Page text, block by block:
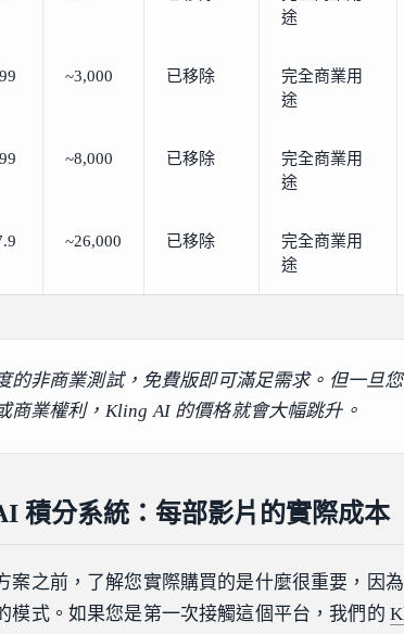
途
~3,000 已移除
完全商業用
途
~8,000 已移除
完全商業用
途
~26,000 已移除
完全商業用
途
的非商業測試，免費版即可滿足需求。但一旦
商業權利，Kling AI 的價格就會大幅跳升。
積分系統：每部影片的實際成本
案之前，了解您實際購買的是什麼很重要，因
模式。如果您是第一次接觸這個平台，我們的